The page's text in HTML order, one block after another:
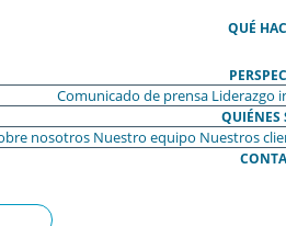
QUÉ
Comunicado de prensa Liderazgo
QUIÉNES
nosotros Nuestro equipo Nuestros